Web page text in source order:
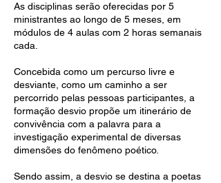
As disciplinas serão oferecidas por 5
ministrantes ao longo de 5 meses, em
módulos de 4 aulas com 2 horas semanais
cada.
Concebida como um percurso livre e
desviante, como um caminho a ser
percorrido pelas pessoas participantes, a
formação desvio propõe um itinerário de
convivência com a palavra para a
investigação experimental de diversas
dimensões do fenômeno poético.
Sendo assim, a desvio se destina a poetas